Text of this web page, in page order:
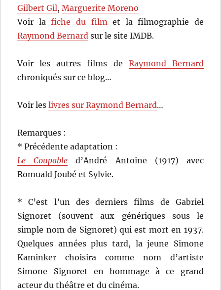
Gilbert Gil,Marguerite Moreno
Voir lafiche du filmet la filmographie de
Raymond Bernard sur le site IMDB.
Voir les autres films de Raymond Bernard
chroniqués sur ce blog…
Voir leslivres sur Raymond Bernard…
Remarques :
* Précédente adaptation :
Le Coupable d’André Antoine (1917) avec
Romuald Joubé et Sylvie.
* C’est l’un des derniers films de Gabriel
Signoret (souvent aux génériques sous le
simple nom de Signoret) qui est mort en 1937.
Quelques années plus tard, la jeune Simone
Kaminker choisira comme nom d’artiste
Simone Signoret en hommage à ce grand
acteur du théâtre et du cinéma.